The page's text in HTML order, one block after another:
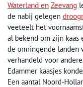
Waterland en Zeevang
de nabij gelegen
veeteelt het
al bekend om zijn
de omringende landen
verhandeld voor
Edammer kaasjes
Een aantal Noord-